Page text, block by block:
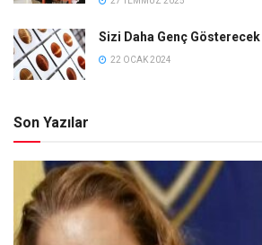
Sizi Daha Genç
22 OCAK 2024
Son Yazılar